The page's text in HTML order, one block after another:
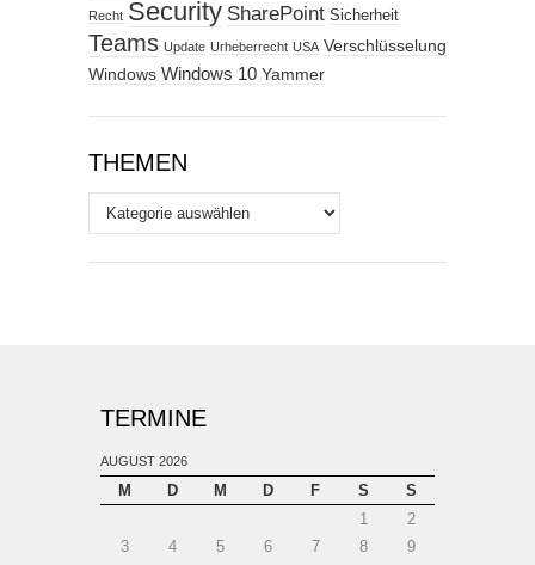
Recht Security SharePoint Sicherheit
Teams Update Urheberrecht USA Verschlüsselung
Windows Windows 10 Yammer
THEMEN
Themen
TERMINE
AUGUST 2026
M D M D F S
S
1
2
3
4 5 6 7 8 9